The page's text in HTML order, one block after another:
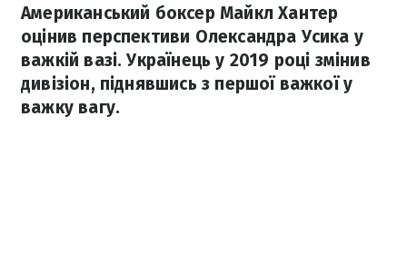
Американський боксер Майкл Хантер
оцінив перспективи Олександра Усика у
важкій вазі. Українець у 2019 році змінив
дивізіон, піднявшись з першої важкої у
важку вагу.